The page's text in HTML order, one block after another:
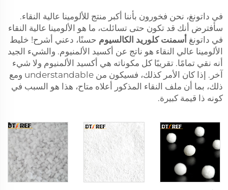
في داتونغ، نحن فخورون بأننا أكبر منتج للألومينا عالية النقاء.
سأفترض أنك قد تكون حتى تسائلت، ما هو الألومينا عالية النقاء
في داتونغ أسمنت كلوريد الكالسيوم حسنًا، دعني أشرح! خليط
الألومينا عالي النقاء هو ناتج عن أكسيد الألمنيوم. والشيء الجيد
أنه نقي تمامًا. تقريبًا كل مكوناته هي أكسيد الألمنيوم ولا شيء
آخر. إذا كان الأمر كذلك، فسيكون من understandable ومع
ذلك، بما أن ملف النقاء المذكور أعلاه متاح، هذا هو السبب في
كونه ذا قيمة كبيرة.